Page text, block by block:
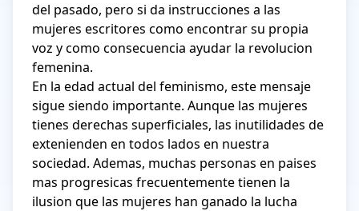
del pasado, pero si da instrucciones a las
mujeres escritores como encontrar su propia
voz y como consecuencia ayudar la revolucion
femenina.
En la edad actual del feminismo, este mensaje
sigue siendo importante. Aunque las mujeres
tienes derechas superficiales, las inutilidades de
extenienden en todos lados en nuestra
sociedad. Ademas, muchas personas en paises
mas progresicas frecuentemente tienen la
ilusion que las mujeres han ganado la lucha